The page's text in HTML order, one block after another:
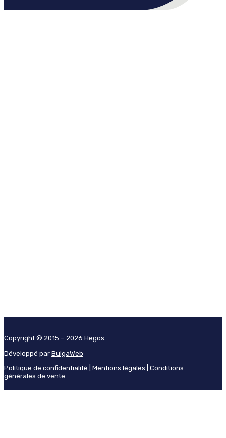
Copyright © 2015 – 2026 Hegos
Développé parBulgaWeb
Politique de confidentialité | Mentions légales | Conditions
générales de vente